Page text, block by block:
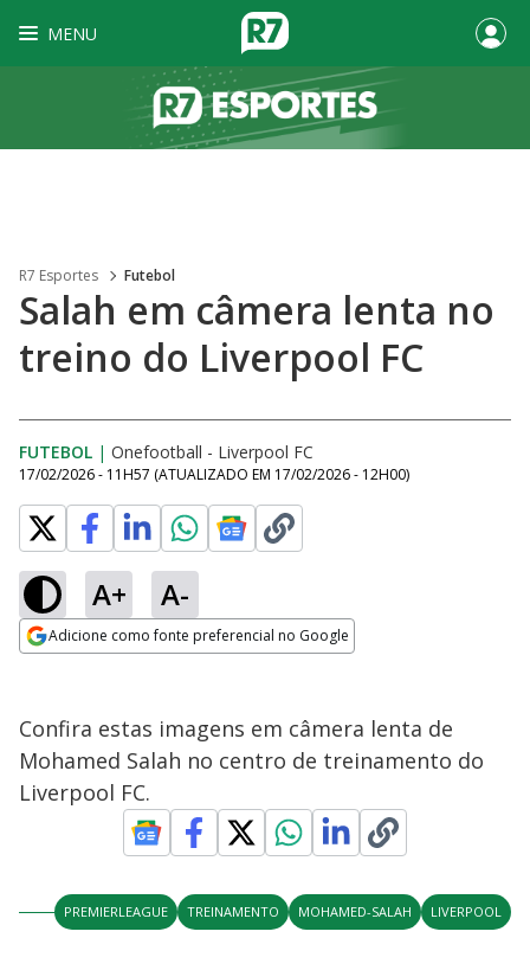
MENU
R7 Esportes Futebol
Salah em câmera lenta no
treino do Liverpool FC
FUTEBOL | Onefootball - Liverpool FC
17/02/2026 - 11H57 (ATUALIZADO EM 17/02/2026 - 12H00)
A+ A-
Adicione como fonte preferencial no Google
Confira estas imagens em câmera lenta de
Mohamed Salah no centro de treinamento do
Liverpool FC.
PREMIERLEAGUE TREINAMENTO MOHAMED-SALAH LIVERPOOL